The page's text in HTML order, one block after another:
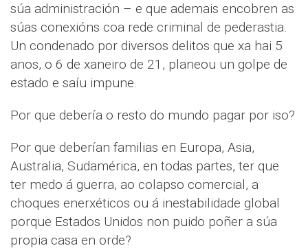
súa administración – e que ademais encobren as
súas conexións coa rede criminal de pederastia.
Un condenado por diversos delitos que xa hai 5
anos, o 6 de xaneiro de 21, planeou un golpe de
estado e saíu impune.
Por que debería o resto do mundo pagar por iso?
Por que deberían familias en Europa, Asia,
Australia, Sudamérica, en todas partes, ter que
ter medo á guerra, ao colapso comercial, a
choques enerxéticos ou á inestabilidade global
porque Estados Unidos non puido poñer a súa
propia casa en orde?